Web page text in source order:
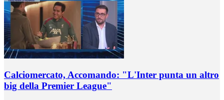
Calciomercato, Accomando: "L'Inter punta un altro
big della Premier League"